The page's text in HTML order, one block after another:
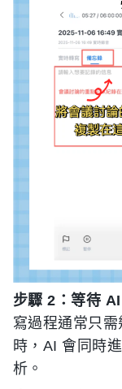
步驟 2：等待
寫過程通常只
時，AI 會同時
析。